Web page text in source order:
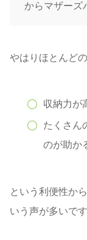
からマザーズ
やはりほとんど
収納力が
たくさん
のが助か
という利便性か
いう声が多いです